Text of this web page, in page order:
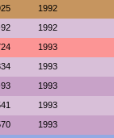
1992
1992
1993
1993
1993
1993
1993